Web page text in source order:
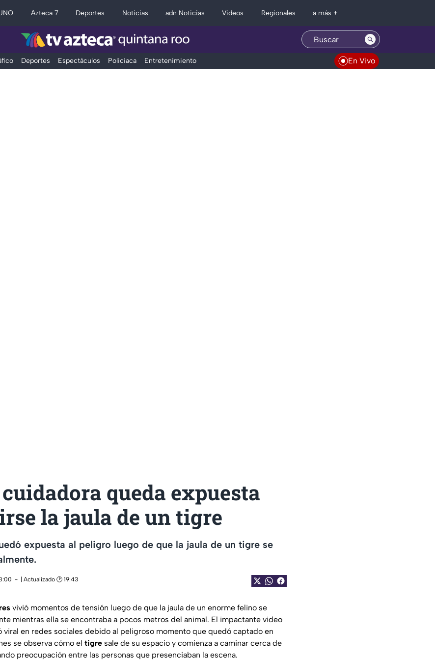
Azteca 7 Deportes Noticias adn Noticias Videos Regionales a más +
Deportes Espectáculos Policiaca Entretenimiento En Vivo
cuidadora queda expuesta
la jaula de un tigre
expuesta al peligro luego de que la jaula de un tigre se
| Actualizado 🕑 19:43
vivió momentos de tensión luego de que la jaula de un enorme felino se
mientras ella se encontraba a pocos metros del animal. El impactante video
viral en redes sociales debido al peligroso momento que quedó captado en
se observa cómo el tigre sale de su espacio y comienza a caminar cerca de
preocupación entre las personas que presenciaban la escena.